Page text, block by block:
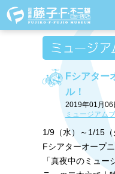
Fシアター
ル！
2019年01月06
ミュージアム
1/9（水）～1/15（
Fシアターオープ
「真夜中のミュー